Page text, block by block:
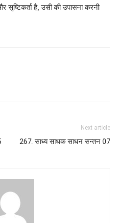
है, उसी की उपासना करनी
Next article
267. साध्य साधक साधन सन्तन 07